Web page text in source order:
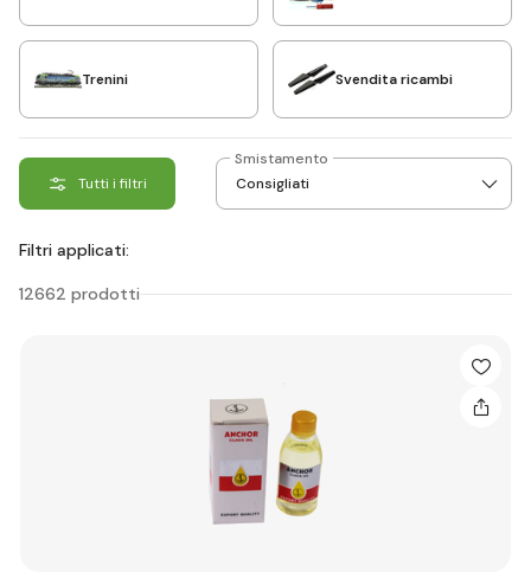
Trenini Svendita ricambi
Tutti i filtri
Smistamento
Filtri applicati:
12662 prodotti